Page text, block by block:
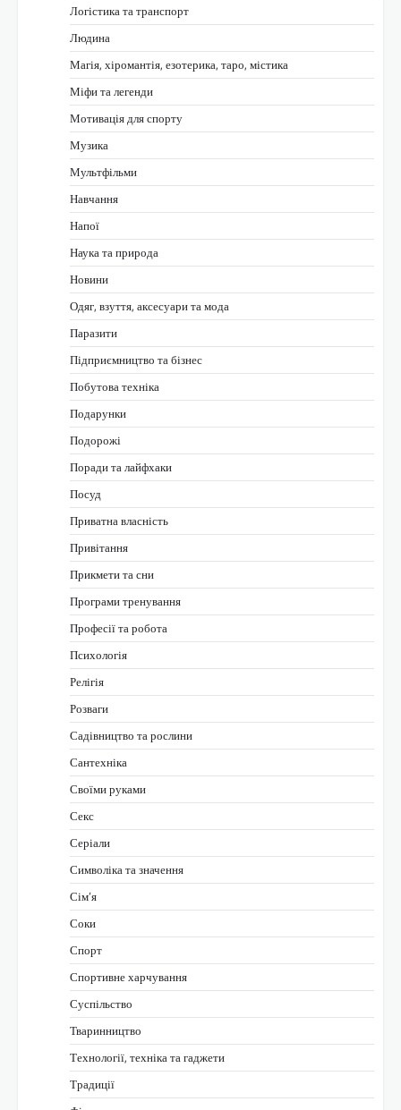
Логістика та транспорт
Людина
Магія, хіромантія, езотерика, таро, містика
Міфи та легенди
Мотивація для спорту
Музика
Мультфільми
Навчання
Напої
Наука та природа
Новини
Одяг, взуття, аксесуари та мода
Паразити
Підприємництво та бізнес
Побутова техніка
Подарунки
Подорожі
Поради та лайфхаки
Посуд
Приватна власність
Привітання
Прикмети та сни
Програми тренування
Професії та робота
Психологія
Релігія
Розваги
Садівництво та рослини
Сантехніка
Своїми руками
Секс
Серіали
Символіка та значення
Сім’я
Соки
Спорт
Спортивне харчування
Суспільство
Тваринництво
Технології, техніка та гаджети
Традиції